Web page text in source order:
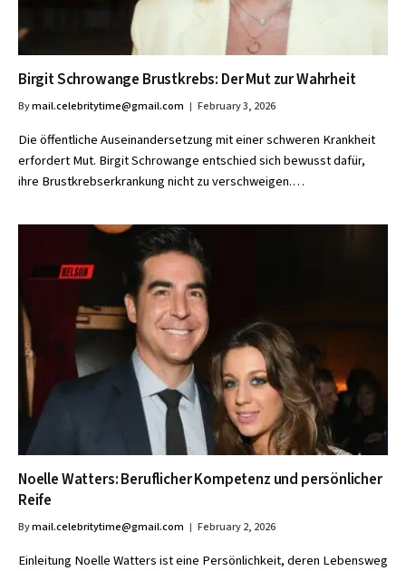
Birgit Schrowange Brustkrebs: Der Mut zur Wahrheit
Bymail.celebritytime@gmail.com February 3, 2026
Die öffentliche Auseinandersetzung mit einer schweren Krankheit
erfordert Mut. Birgit Schrowange entschied sich bewusst dafür,
ihre Brustkrebserkrankung nicht zu verschweigen.…
Noelle Watters: Beruflicher Kompetenz und persönlicher
Reife
Bymail.celebritytime@gmail.com February 2, 2026
Einleitung Noelle Watters ist eine Persönlichkeit, deren Lebensweg